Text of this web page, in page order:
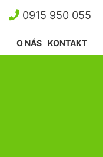
0915 950 055
KONTAKT
O NÁS